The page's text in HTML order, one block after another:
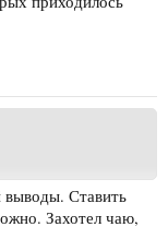
выводы. Ставить
Захотел чаю,